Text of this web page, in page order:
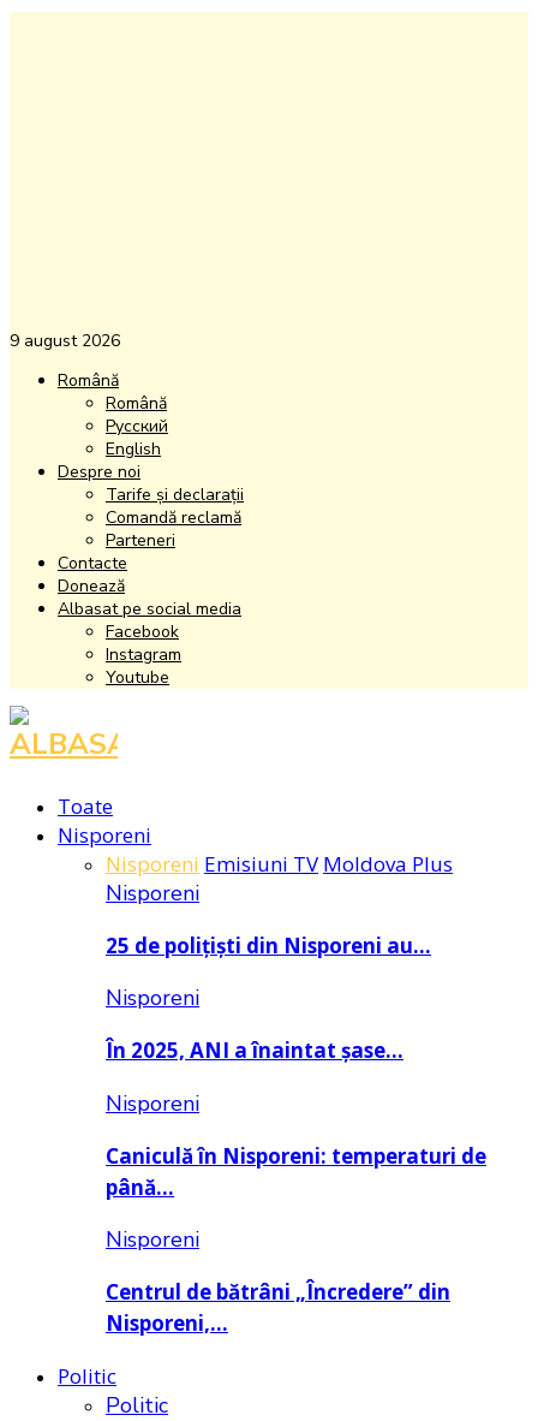
9 august 2026
Română
Română
Русский
English
Despre noi
Tarife și declarații
Comandă reclamă
Parteneri
Contacte
Donează
Albasat pe social media
Facebook
Instagram
Youtube
Facebook
Instagram
Youtube
Toate
Nisporeni
Nisporeni Emisiuni TV Moldova Plus
Nisporeni
25 de polițiști din Nisporeni au…
Nisporeni
În 2025, ANI a înaintat șase…
Nisporeni
Caniculă în Nisporeni: temperaturi de
până…
Nisporeni
Centrul de bătrâni „Încredere” din
Nisporeni,…
Politic
Politic